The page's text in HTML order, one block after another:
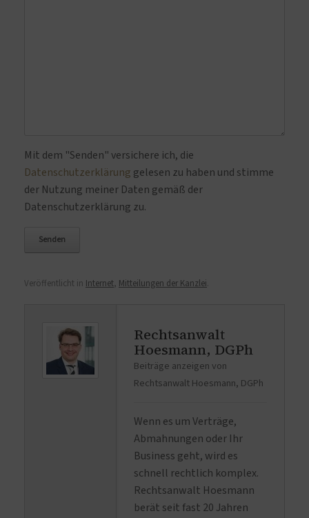
Bitte lasse dieses Feld leer.
Mit dem "Senden" versichere ich, die
Datenschutzerklärung gelesen zu haben und stimme
der Nutzung meiner Daten gemäß der
Datenschutzerklärung zu.
Veröffentlicht in Internet, Mitteilungen der Kanzlei
Rechtsanwalt
Hoesmann, DGPh
Beiträge anzeigen von
Rechtsanwalt Hoesmann, DGPh
Wenn es um Verträge,
Abmahnungen oder Ihr
Business geht, wird es
schnell rechtlich komplex.
Rechtsanwalt Hoesmann
berät seit fast 20 Jahren